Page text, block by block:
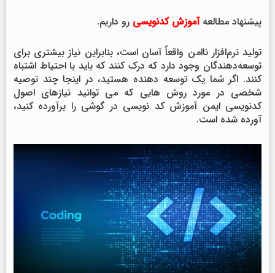
پیشنهاد مطالعهآموزش کدنویسی رو داریم.
تولید نرم‌افزار ناامن واقعاً آسان است، بنابراین نیاز بیشتری برای
توسعه‌دهندگان وجود دارد که درک کنند که باید با احتیاط اشتباه
کنند. اگر شما یک توسعه دهنده هستید، در اینجا چند توصیه
شخصی در مورد روش هایی که می توانید نیازهای اصول
کدنویسی ایمن آموزش کد نویسی در گوشی را برآورده کنید،
آورده شده است.